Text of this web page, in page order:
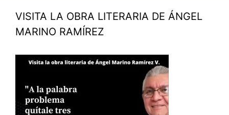
VISITA LA OBRA LITERARIA DE ÁNGEL
MARINO RAMÍREZ